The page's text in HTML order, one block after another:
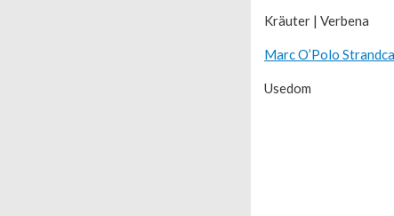
Kräuter | Verbena
Marc O’Polo
Usedom